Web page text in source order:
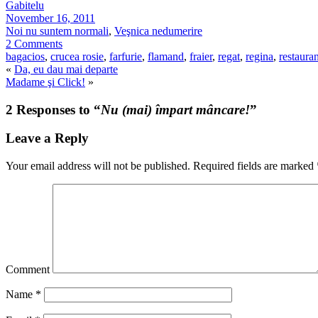
Gabitelu
November 16, 2011
Noi nu suntem normali, Veşnica nedumerire
2 Comments
bagacios, crucea rosie, farfurie, flamand, fraier, regat, regina,
« Da, eu dau mai departe
Madame şi Click! »
2 Responses to “Nu (mai) împart mâncare!”
Leave a Reply
Your email address will not be published. Required fields are marked
Comment
Name *